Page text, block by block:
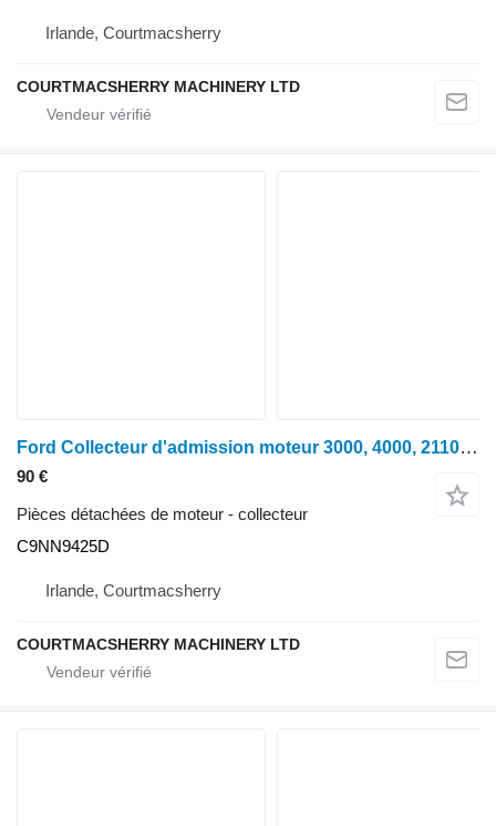
Irlande, Courtmacsherry
COURTMACSHERRY MACHINERY LTD
Ford Collecteur d'admission moteur 3000, 4000, 2110 C9nn9424d, , 81 C9NN9425D pour tracteur à roues
90 €
Pièces détachées de moteur - collecteur
C9NN9425D
Irlande, Courtmacsherry
COURTMACSHERRY MACHINERY LTD